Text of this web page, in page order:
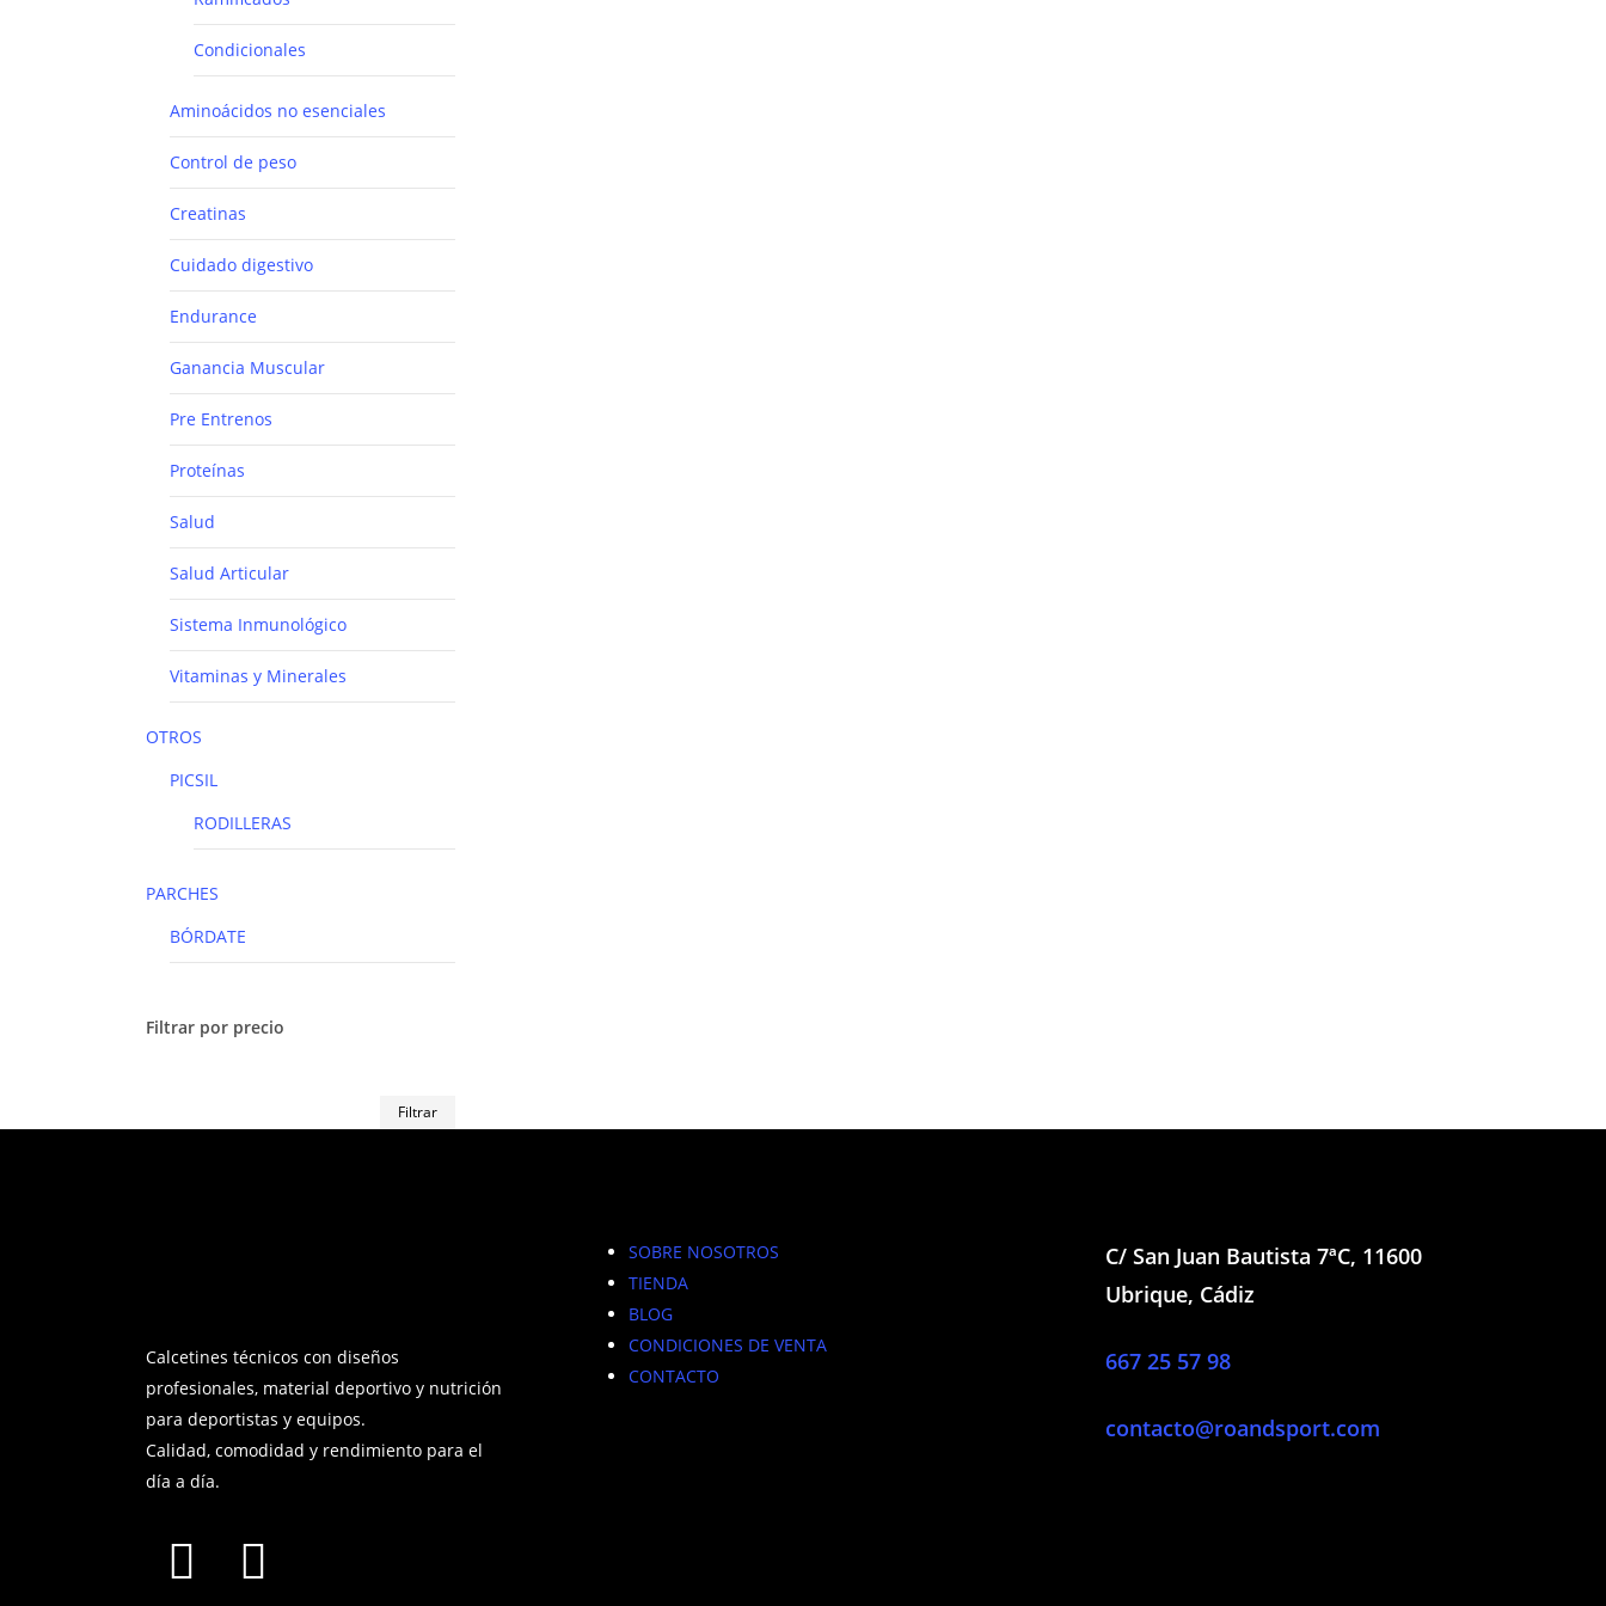
Condicionales
Aminoácidos no esenciales
Control de peso
Creatinas
Cuidado digestivo
Endurance
Ganancia Muscular
Pre Entrenos
Proteínas
Salud
Salud Articular
Sistema Inmunológico
Vitaminas y Minerales
OTROS
PICSIL
RODILLERAS
PARCHES
BÓRDATE
Filtrar por precio
mínimo
máximo
Filtrar
Calcetines técnicos con diseños
profesionales, material deportivo y nutrición
para deportistas y equipos.
Calidad, comodidad y rendimiento para el
día a día.
SOBRE NOSOTROS
TIENDA
BLOG
CONDICIONES DE VENTA
CONTACTO
C/ San Juan Bautista 7ªC, 11600
Ubrique, Cádiz
667 25 57 98
contacto@roandsport.com